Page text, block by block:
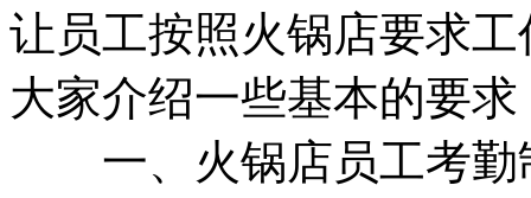
让员工按照火锅店要求
大家介绍一些基本的要
一、火锅店员工考勤